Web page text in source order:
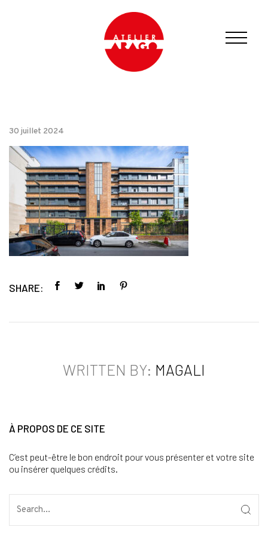
30 juillet 2024
SHARE:
WRITTEN BY: MAGALI
À PROPOS DE CE SITE
C’est peut-être le bon endroit pour vous présenter et votre site
ou insérer quelques crédits.